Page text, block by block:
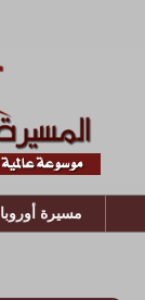
مسيرة أوروبا